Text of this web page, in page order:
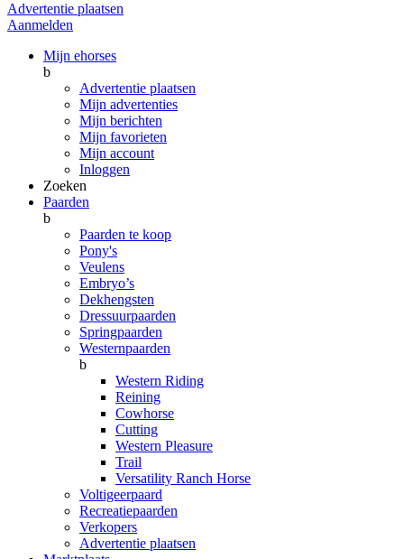
Advertentie plaatsen
Aanmelden
Mijn ehorses
b
Advertentie plaatsen
Mijn advertenties
Mijn berichten
Mijn favorieten
Mijn account
Inloggen
Zoeken
Paarden
b
Paarden te koop
Pony's
Veulens
Embryo’s
Dekhengsten
Dressuurpaarden
Springpaarden
Westernpaarden
b
Western Riding
Reining
Cowhorse
Cutting
Western Pleasure
Trail
Versatility Ranch Horse
Voltigeerpaard
Recreatiepaarden
Verkopers
Advertentie plaatsen